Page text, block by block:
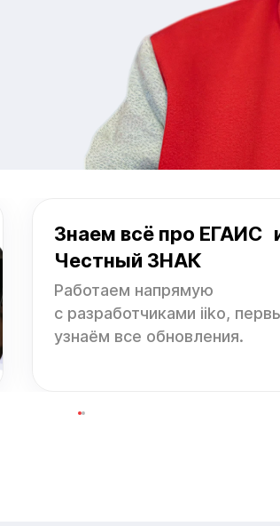
Знаем всё про ЕГАИС
Честный ЗНАК
Работаем напрямую
с разработчиками iiko,
узнаём все обновления.